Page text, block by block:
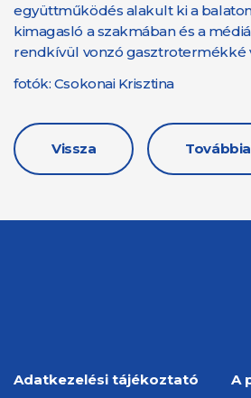
együttműködés alakult ki a
kimagasló a szakmában és a
rendkívül vonzó gasztrotermékké
fotók: Csokonai Krisztina
Vissza
Adatkezelési tájékoztató A